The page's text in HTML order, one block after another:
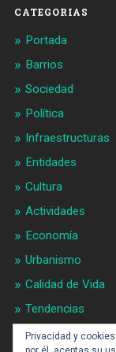
CATEGORIAS
Portada
Barrios
Sociedad
Política
Infraestructuras
Entidades
Cultura
Actividades
Economía
Urbanismo
Calidad de Vida
Tendencias
Gran BCN
Privacidad y